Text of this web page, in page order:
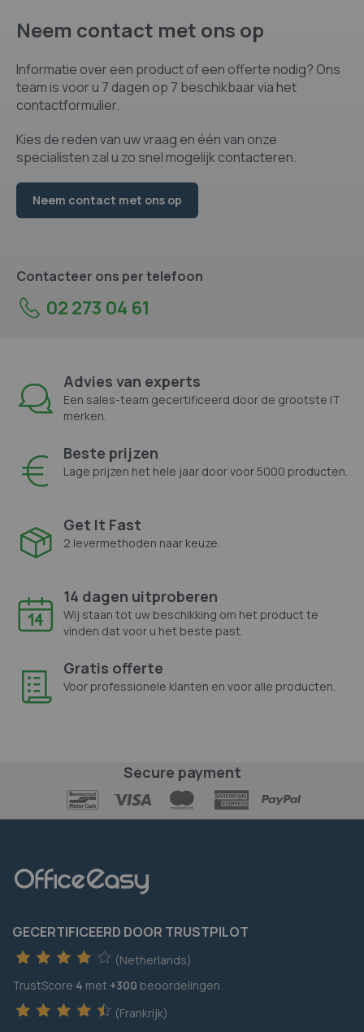
Neem contact met ons op
Informatie over een product of een offerte nodig? Ons
team is voor u 7 dagen op 7 beschikbaar via het
contactformulier.
Kies de reden van uw vraag en één van onze
specialisten zal u zo snel mogelijk contacteren.
Neem contact met ons op
Contacteer ons per telefoon
02 273 04 61
Advies van experts
Een sales-team gecertificeerd door de grootste IT
merken.
Beste prijzen
Lage prijzen het hele jaar door voor 5000 producten.
Get It Fast
2 levermethoden naar keuze.
14 dagen uitproberen
Wij staan tot uw beschikking om het product te
vinden dat voor u het beste past.
Gratis offerte
Voor professionele klanten en voor alle producten.
Secure payment
GECERTIFICEERD DOOR TRUSTPILOT
(Netherlands)
TrustScore 4 met +300 beoordelingen
(Frankrijk)